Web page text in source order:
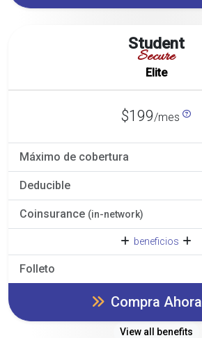
Student
Secure
Elite
$199/mes
Máximo de cobertura
Deducible
Coinsurance (in-network)
beneficios
Folleto
Compra Ahora
View all benefits